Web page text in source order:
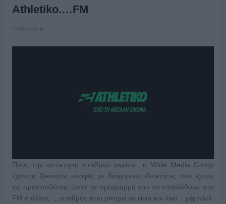
Athletiko.…FM
04/06/2026
Προς την απόκτηση σταθμού κινείται η Wide Media Group
έχοντας ξεκινήσει επαφές με διάφορους ιδιοκτήτες που έχουν
τις προϋποθέσεις ώστε τα πρόγραμμά του να επανέλθουν στα
FM ή άλλος ...σταθμός που μπορεί να είναι και λίγο ...ρέμπλελ.